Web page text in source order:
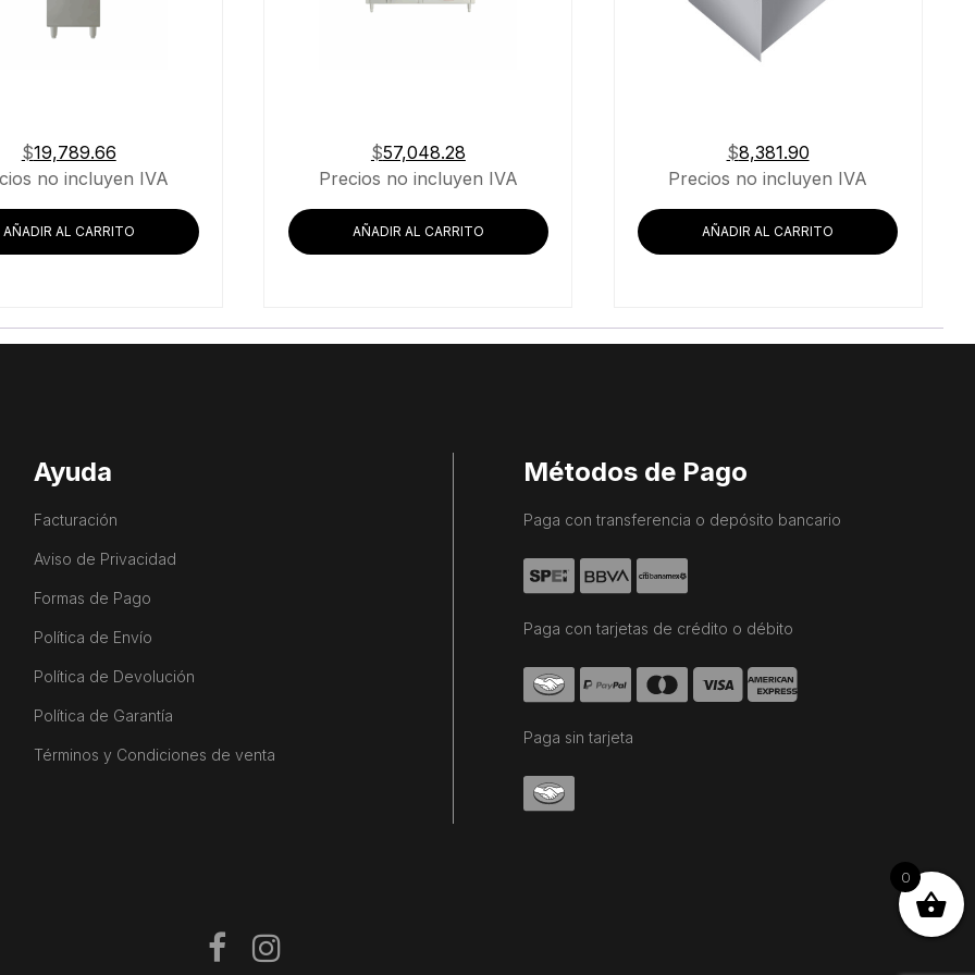
$19,789.66
no incluyen IVA
AÑADIR AL CARRITO
$57,048.28
Precios no incluyen IVA
AÑADIR AL CARRITO
$8,381.90
Precios no incluyen IVA
AÑADIR AL CARRITO
Ayuda
Facturación
Aviso de Privacidad
Formas de Pago
Política de Envío
Política de Devolución
Política de Garantía
Términos y Condiciones de venta
Métodos de Pago
Paga con transferencia o depósito bancario
Paga con tarjetas de crédito o débito
Paga sin tarjeta
0